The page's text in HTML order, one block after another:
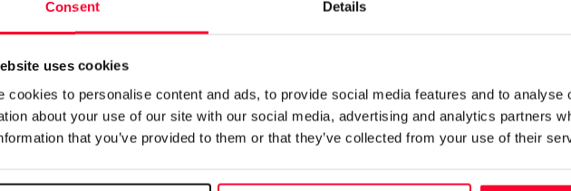
Consent Details
uses cookies
cookies to personalise content and ads, to provide social media features and to analyse
about your use of our site with our social media, advertising and analytics partners
that you’ve provided to them or that they’ve collected from your use of their
/ Visual arts
Follow
aux réalisations concrètes : livres,